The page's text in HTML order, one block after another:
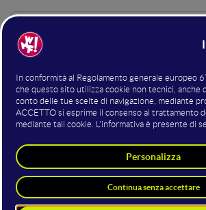
Partner & Technical Sales
Devpunks
24 GIUGNO